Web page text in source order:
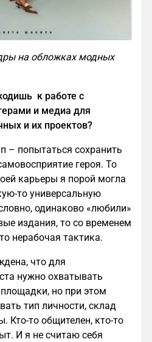
на обложках модных
к работе с
и медиа для
и их проектов?
– попытаться сохранить
героя. То
карьеры я порой могла
то универсальную
одинаково «любили»
издания, то со временем
нерабочая тактика.
что для
нужно охватывать
но при этом
тип личности, склад
Кто-то общителен, кто-то
И я не считаю себя